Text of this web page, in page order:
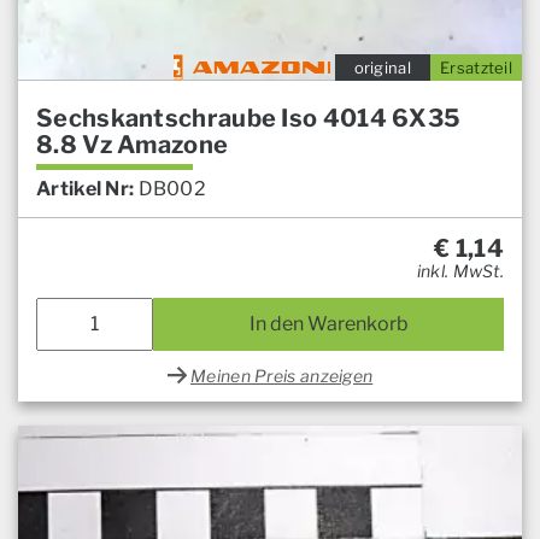
Ersatzteil
original
Sechskantschraube Iso 4014 6X35
8.8 Vz Amazone
Artikel Nr: DB002
€ 1,14
inkl. MwSt.
In den Warenkorb
Meinen Preis anzeigen